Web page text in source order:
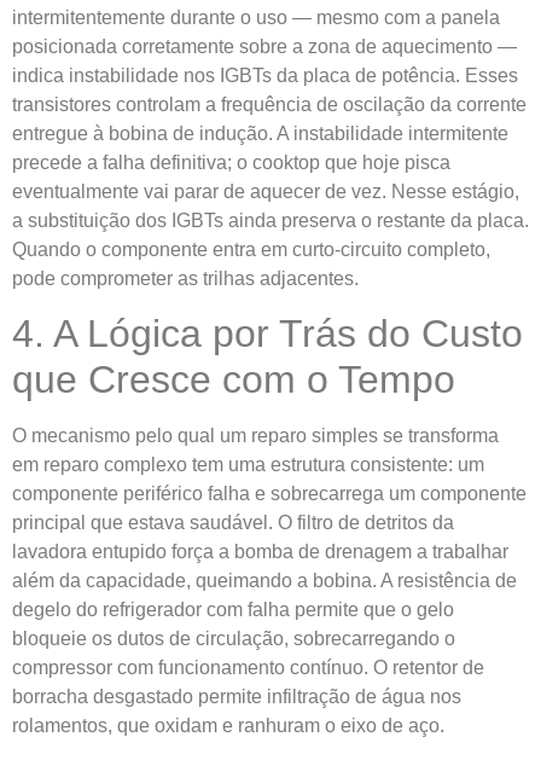
intermitentemente durante o uso — mesmo com a panela
posicionada corretamente sobre a zona de aquecimento —
indica instabilidade nos IGBTs da placa de potência. Esses
transistores controlam a frequência de oscilação da corrente
entregue à bobina de indução. A instabilidade intermitente
precede a falha definitiva; o cooktop que hoje pisca
eventualmente vai parar de aquecer de vez. Nesse estágio,
a substituição dos IGBTs ainda preserva o restante da placa.
Quando o componente entra em curto-circuito completo,
pode comprometer as trilhas adjacentes.
4. A Lógica por Trás do Custo
que Cresce com o Tempo
O mecanismo pelo qual um reparo simples se transforma
em reparo complexo tem uma estrutura consistente: um
componente periférico falha e sobrecarrega um componente
principal que estava saudável. O filtro de detritos da
lavadora entupido força a bomba de drenagem a trabalhar
além da capacidade, queimando a bobina. A resistência de
degelo do refrigerador com falha permite que o gelo
bloqueie os dutos de circulação, sobrecarregando o
compressor com funcionamento contínuo. O retentor de
borracha desgastado permite infiltração de água nos
rolamentos, que oxidam e ranhuram o eixo de aço.